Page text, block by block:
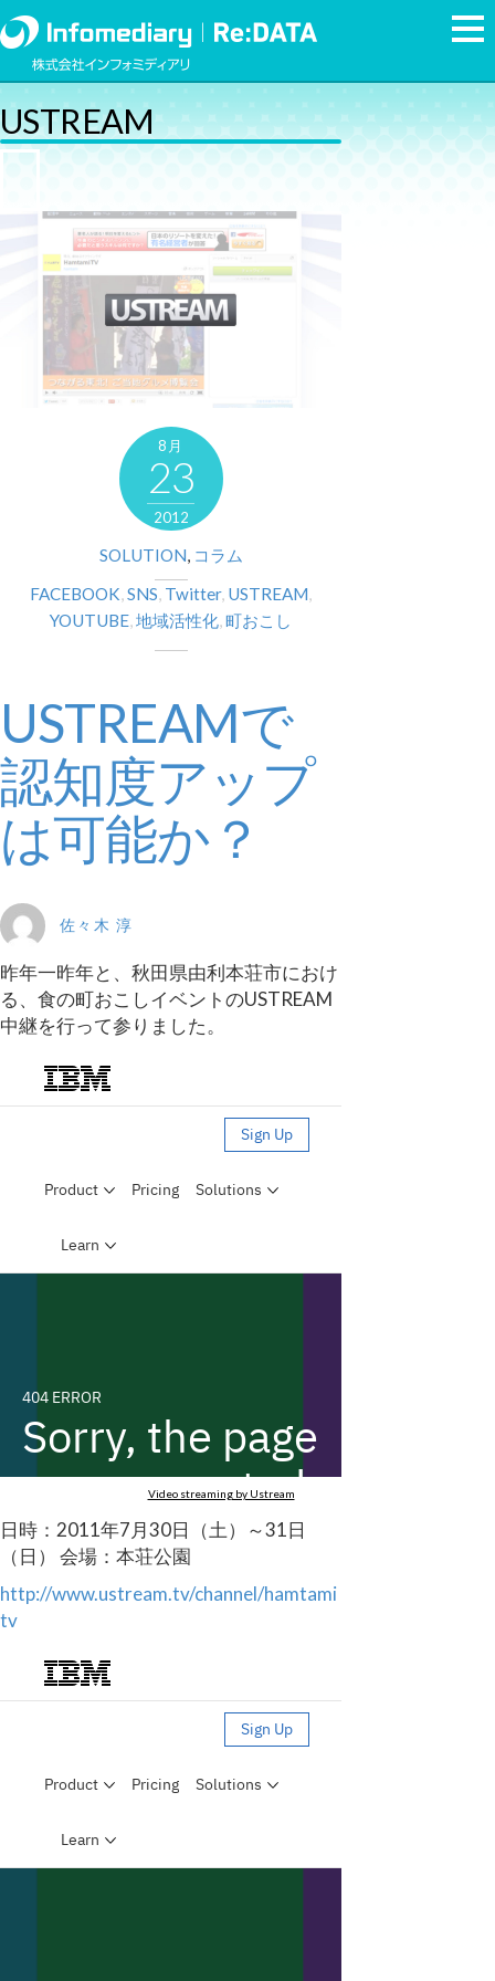
USTREAM
8月
23
2012
SOLUTION, コラム
FACEBOOK,SNS, Twitter, USTREAM,
YOUTUBE,地域活性化,町おこし
USTREAMで
認知度アップ
は可能か？
佐々木 淳
昨年一昨年と、秋田県由利本荘市におけ
る、食の町おこしイベントのUSTREAM
中継を行って参りました。
Video streaming by Ustream
日時：2011年7月30日（土）～31日
（日） 会場：本荘公園
http://www.ustream.tv/channel/hamtami
tv